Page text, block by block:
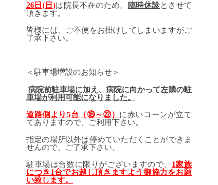
26日(日)は院長不在のため、 臨時休診とさせて
頂きます。
皆様には、ご不便をお掛けしてしまいますがご
了承下さい。
＜駐車場増設のお知らせ＞
病院前駐車場に加え、病院に向かって左隣の駐
車場が利用可能になりました。
道路側より5台（⑱～㉒） に赤いコーンが立て
てありますので、ご利用下さい。
指定の場所以外は停めていただくことができま
せんので、ご了承下さい。
駐車場は台数に限りがございますので、 1家族
につき1台でお越し頂きますよう御協力をお願
い致します。